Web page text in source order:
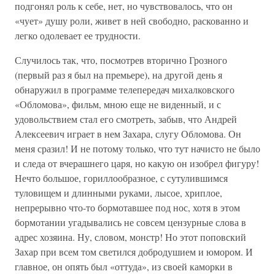
подгонял роль к себе, нет, но чувствовалось, что он
«чует» душу роли, живет в ней свободно, раскованно и
легко одолевает ее трудности.
Случилось так, что, посмотрев вторично Грозного
(первый раз я был на премьере), на другой день я
обнаружил в программе телепередач михалковского
«Обломова», фильм, мною еще не виденный, и с
удовольствием стал его смотреть, забыв, что Андрей
Алексеевич играет в нем Захара, слугу Обломова. Он
меня сразил! И не потому только, что тут начисто не было
и следа от вчерашнего царя, но какую он изобрел фигуру!
Нечто большое, гориллообразное, с сутулившимся
туловищем и длинными руками, лысое, хриплое,
непрерывно что-то бормотавшее под нос, хотя в этом
бормотании угадывались не совсем цензурные слова в
адрес хозяина. Ну, словом, монстр! Но этот поповский
Захар при всем том светился добродушием и юмором. И
главное, он опять был «оттуда», из своей каморки в